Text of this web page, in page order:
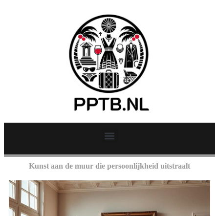
Kunst aan de muur die persoonlijkheid uitstraalt